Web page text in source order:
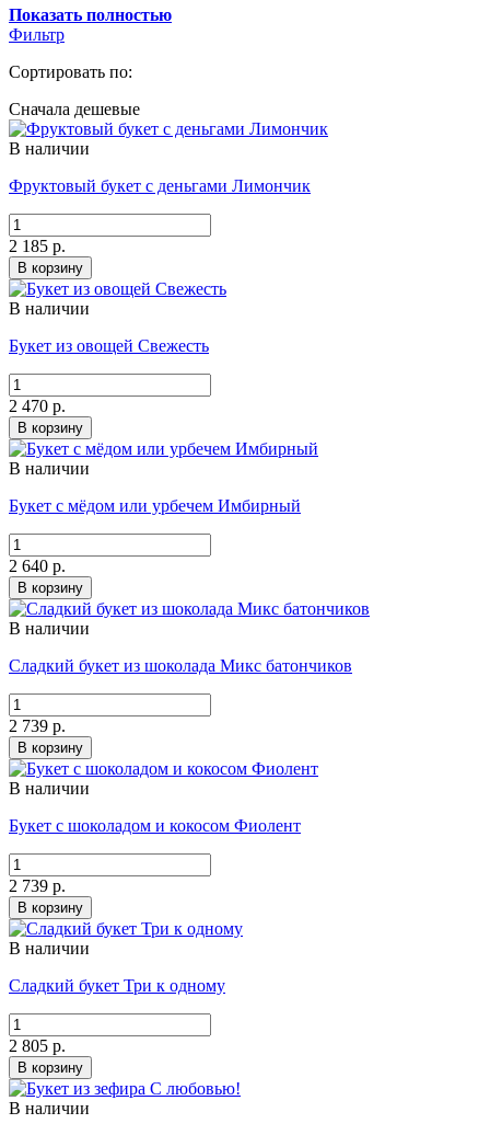
Показать полностью
Фильтр
Сортировать по:
Сначала дешевые
В наличии
Фруктовый букет с деньгами Лимончик
2 185 р.
В корзину
В наличии
Букет из овощей Свежесть
2 470 р.
В корзину
В наличии
Букет с мёдом или урбечем Имбирный
2 640 р.
В корзину
В наличии
Сладкий букет из шоколада Микс батончиков
2 739 р.
В корзину
В наличии
Букет с шоколадом и кокосом Фиолент
2 739 р.
В корзину
В наличии
Сладкий букет Три к одному
2 805 р.
В корзину
В наличии